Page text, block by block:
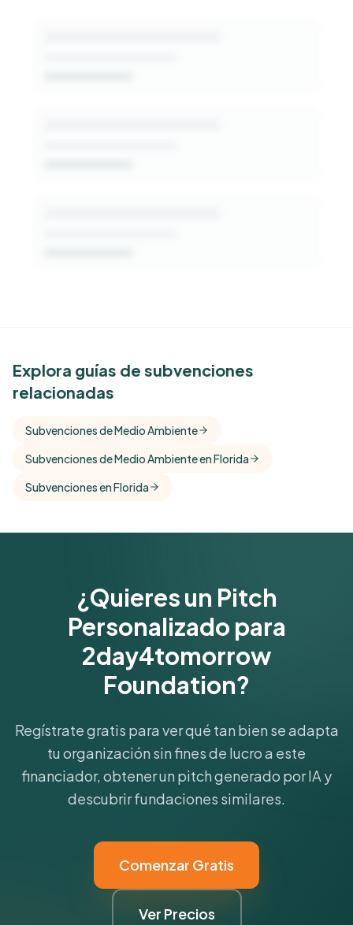
See Similar Funders
Free Kindora accounts unlock side-by-side
funder's focus areas and giving profile.
Get Started Free
Explora guías de subvenciones
relacionadas
Subvenciones de Medio Ambiente
Subvenciones de Medio Ambiente en Florida
Subvenciones en Florida
¿Quieres un Pitch
Personalizado para
2day4tomorrow
Foundation?
Regístrate gratis para ver qué tan bien se adapta
tu organización sin fines de lucro a este
financiador, obtener un pitch generado por IA y
descubrir fundaciones similares.
Comenzar Gratis
Ver Precios